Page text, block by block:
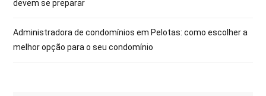
devem se preparar
Administradora de condomínios em Pelotas: como escolher a
melhor opção para o seu condomínio